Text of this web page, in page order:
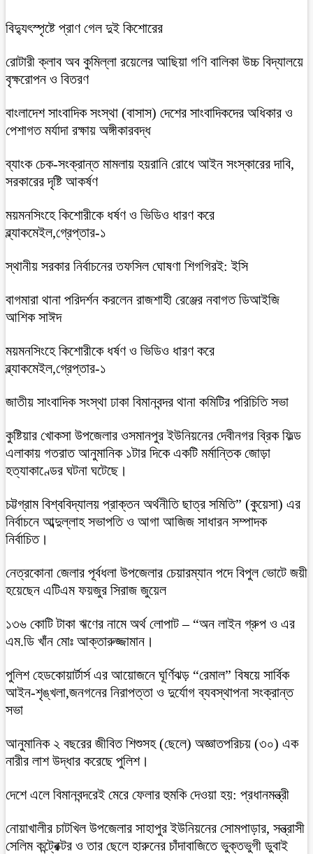
বিদ্যুৎস্পৃষ্টে প্রাণ গেল দুই কিশোরের
রোটারী ক্লাব অব কুমিল্লা রয়েলের আছিয়া গণি বালিকা উচ্চ বিদ্যালয়ে
বৃক্ষরোপন ও বিতরণ
বাংলাদেশ সাংবাদিক সংস্থা (বাসাস) দেশের সাংবাদিকদের অধিকার ও
পেশাগত মর্যাদা রক্ষায় অঙ্গীকারবদ্ধ
ব্যাংক চেক-সংক্রান্ত মামলায় হয়রানি রোধে আইন সংস্কারের দাবি,
সরকারের দৃষ্টি আকর্ষণ
ময়মনসিংহে কিশোরীকে ধর্ষণ ও ভিডিও ধারণ করে
ব্ল্যাকমেইল,গ্রেপ্তার-১
স্থানীয় সরকার নির্বাচনের তফসিল ঘোষণা শিগগিরই: ইসি
বাগমারা থানা পরিদর্শন করলেন রাজশাহী রেঞ্জের নবাগত ডিআইজি
আশিক সাঈদ
ময়মনসিংহে কিশোরীকে ধর্ষণ ও ভিডিও ধারণ করে
ব্ল্যাকমেইল,গ্রেপ্তার-১
জাতীয় সাংবাদিক সংস্থা ঢাকা বিমানবন্দর থানা কমিটির পরিচিতি সভা
কুষ্টিয়ার খোকসা উপজেলার ওসমানপুর ইউনিয়নের দেবীনগর ব্রিক ফিল্ড
এলাকায় গতরাত আনুমানিক ১টার দিকে একটি মর্মান্তিক জোড়া
হত্যাকাণ্ডের ঘটনা ঘটেছে।
চট্টগ্রাম বিশ্ববিদ্যালয় প্রাক্তন অর্থনীতি ছাত্র সমিতি” (কুয়েসা) এর
নির্বাচনে আব্দুল্লাহ সভাপতি ও আগা আজিজ সাধারন সম্পাদক
নির্বাচিত।
নেত্রকোনা জেলার পূর্বধলা উপজেলার চেয়ারম্যান পদে বিপুল ভোটে জয়ী
হয়েছেন এটিএম ফয়জুর সিরাজ জুয়েল
১৩৬ কোটি টাকা ঋণের নামে অর্থ লোপাট – “অন লাইন গ্রুপ ও এর
এম.ডি খাঁন মোঃ আক্তারুজ্জামান।
পুলিশ হেডকোয়ার্টার্স এর আয়োজনে ঘূর্ণিঝড় “রেমাল” বিষয়ে সার্বিক
আইন-শৃঙ্খলা,জনগনের নিরাপত্তা ও দুর্যোগ ব্যবস্থাপনা সংক্রান্ত
সভা
আনুমানিক ২ বছরের জীবিত শিশুসহ (ছেলে) অজ্ঞাতপরিচয় (৩০) এক
নারীর লাশ উদ্ধার করেছে পুলিশ।
দেশে এলে বিমানবন্দরেই মেরে ফেলার হুমকি দেওয়া হয়: প্রধানমন্ত্রী
নোয়াখালীর চাটখিল উপজেলার সাহাপুর ইউনিয়নের সোমপাড়ার, সন্ত্রাসী
সেলিম কন্ট্রেক্টর ও তার ছেলে হারুনের চাঁদাবাজিতে ভুক্তভুগী ডুবাই